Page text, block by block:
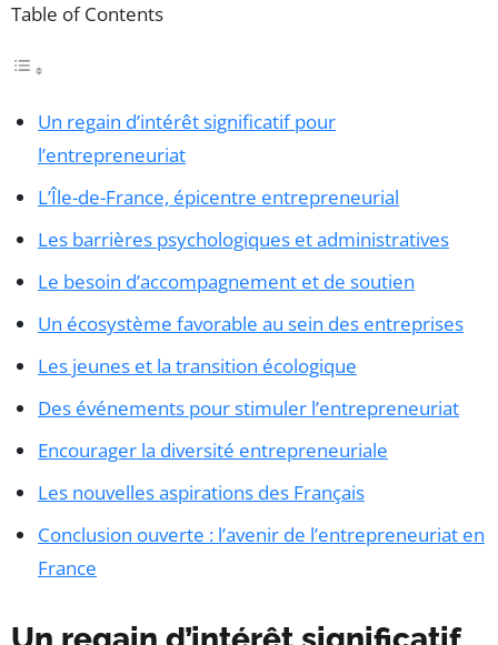
Table of Contents
Un regain d’intérêt significatif pour
l’entrepreneuriat
L’Île-de-France, épicentre entrepreneurial
Les barrières psychologiques et administratives
Le besoin d’accompagnement et de soutien
Un écosystème favorable au sein des entreprises
Les jeunes et la transition écologique
Des événements pour stimuler l’entrepreneuriat
Encourager la diversité entrepreneuriale
Les nouvelles aspirations des Français
Conclusion ouverte : l’avenir de l’entrepreneuriat en
France